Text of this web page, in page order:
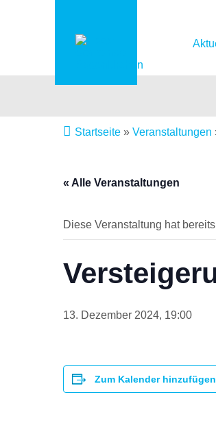
Startseite »Veranstaltungen
« Alle Veranstaltungen
Diese Veranstaltung hat
13. Dezember 2024, 19:00
Zum Kalender hinzufügen